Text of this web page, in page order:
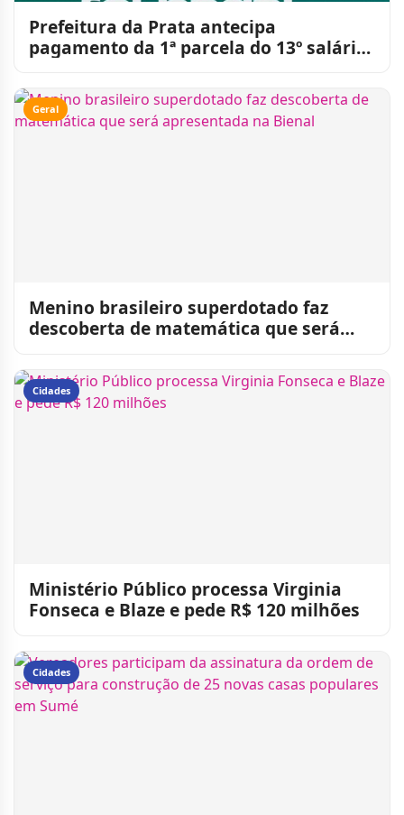
Prefeitura da Prata antecipa
pagamento da 1ª parcela do 13º salário
Geral
Menino brasileiro superdotado faz
descoberta de matemática que será
Cidades
Ministério Público processa Virginia
Fonseca e Blaze e pede R$ 120 milhões
Cidades